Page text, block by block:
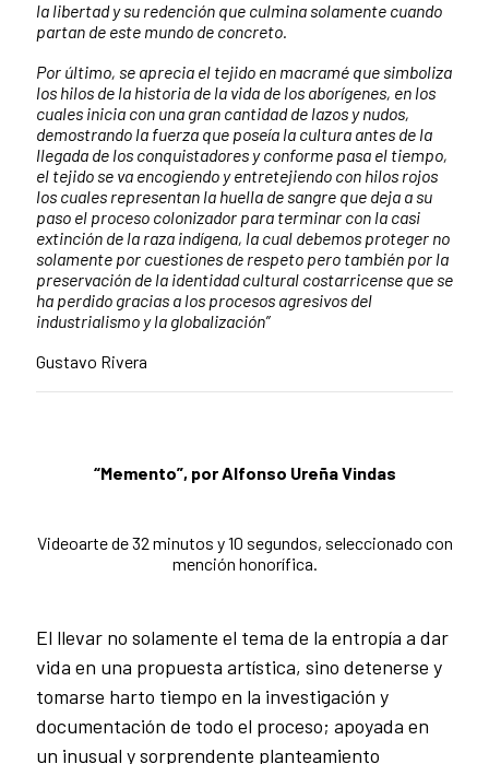
la libertad y su redención que culmina solamente cuando
partan de este mundo de concreto.
Por último, se aprecia el tejido en macramé que simboliza
los hilos de la historia de la vida de los aborígenes, en los
cuales inicia con una gran cantidad de lazos y nudos,
demostrando la fuerza que poseía la cultura antes de la
llegada de los conquistadores y conforme pasa el tiempo,
el tejido se va encogiendo y entretejiendo con hilos rojos
los cuales representan la huella de sangre que deja a su
paso el proceso colonizador para terminar con la casi
extinción de la raza indígena, la cual debemos proteger no
solamente por cuestiones de respeto pero también por la
preservación de la identidad cultural costarricense que se
ha perdido gracias a los procesos agresivos del
industrialismo y la globalización”
Gustavo Rivera
“Memento”, por Alfonso Ureña Vindas
Videoarte de 32 minutos y 10 segundos, seleccionado con
mención honorífica.
El llevar no solamente el tema de la entropía a dar
vida en una propuesta artística, sino detenerse y
tomarse harto tiempo en la investigación y
documentación de todo el proceso; apoyada en
un inusual y sorprendente planteamiento